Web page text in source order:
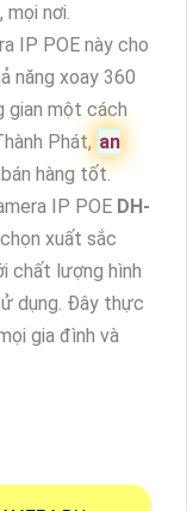
mọi nơi.
IP POE này cho
năng xoay 360
gian một cách
Phát, an
hàng tốt.
IP POE DH-
xuất sắc
chất lượng hình
dụng. Đây thực
gia đình và